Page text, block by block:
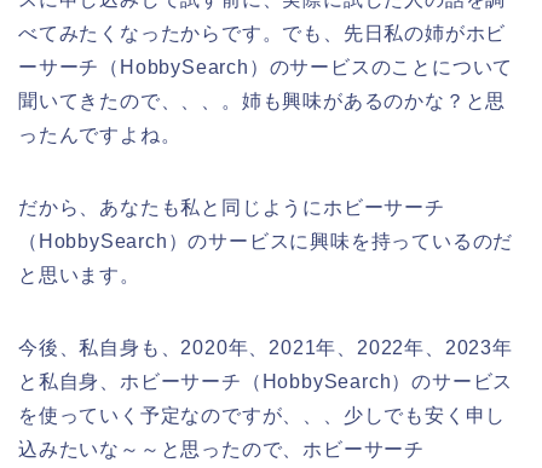
べてみたくなったからです。でも、先日私の姉がホビ
ーサーチ（HobbySearch）のサービスのことについて
聞いてきたので、、、。姉も興味があるのかな？と思
ったんですよね。
だから、あなたも私と同じようにホビーサーチ
（HobbySearch）のサービスに興味を持っているのだ
と思います。
今後、私自身も、2020年、2021年、2022年、2023年
と私自身、ホビーサーチ（HobbySearch）のサービス
を使っていく予定なのですが、、、少しでも安く申し
込みたいな～～と思ったので、ホビーサーチ